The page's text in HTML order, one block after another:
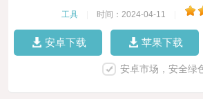
工具 时间：2024-04-11
安卓下载 苹果下载
安卓市场，安全绿